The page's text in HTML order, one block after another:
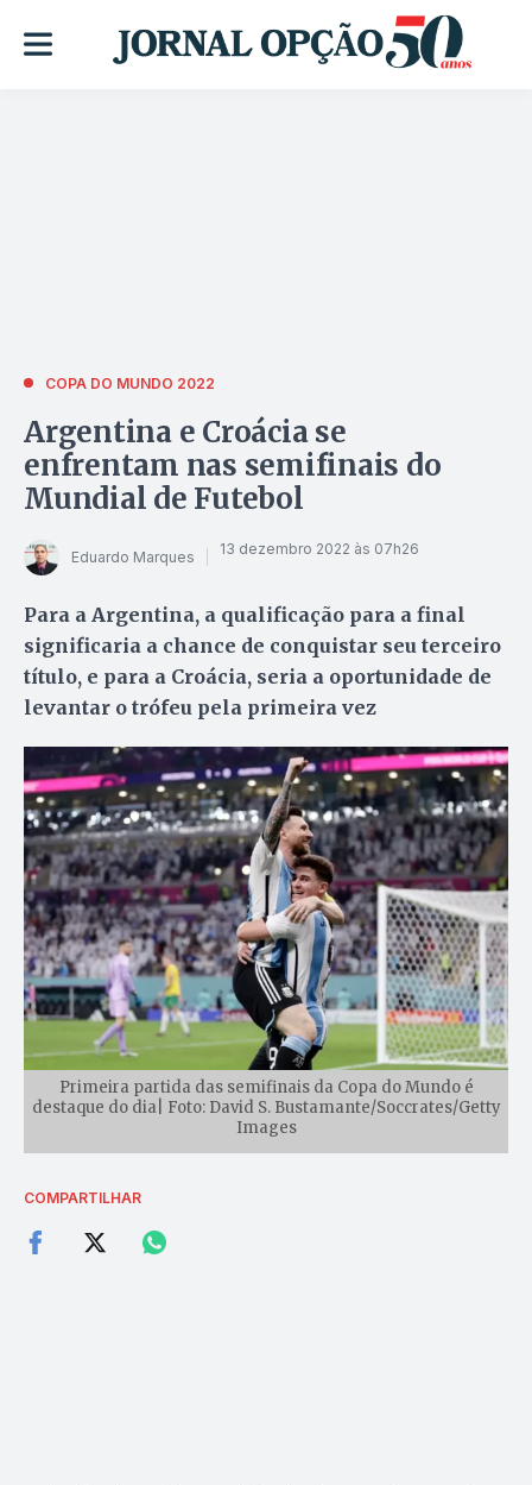
COPA DO MUNDO 2022
Argentina e Croácia se
enfrentam nas semifinais do
Mundial de Futebol
Eduardo Marques 13 dezembro 2022 às 07h26
Para a Argentina, a qualificação para a final
significaria a chance de conquistar seu terceiro
título, e para a Croácia, seria a oportunidade de
levantar o trófeu pela primeira vez
Primeira partida das semifinais da Copa do Mundo é
destaque do dia| Foto: David S. Bustamante/Soccrates/Getty
Images
COMPARTILHAR